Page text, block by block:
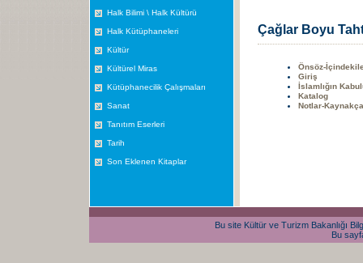
Halk Bilimi \ Halk Kültürü
Halk Kütüphaneleri
Kültür
Kültürel Miras
Kütüphanecilik Çalışmaları
Sanat
Tanıtım Eserleri
Tarih
Son Eklenen Kitaplar
Çağlar Boyu
Önsöz-
Giriş
İslamlığın
Katalog
Notlar-
Bu site Kültür ve Turizm Bakanlığı
Bu